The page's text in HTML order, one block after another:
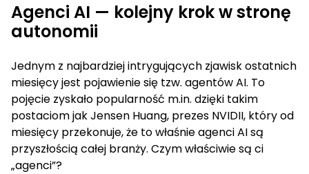
Agenci AI — kolejny krok w stronę
autonomii
Jednym z najbardziej intrygujących zjawisk ostatnich
miesięcy jest pojawienie się tzw. agentów AI. To
pojęcie zyskało popularność m.in. dzięki takim
postaciom jak Jensen Huang, prezes NVIDII, który od
miesięcy przekonuje, że to właśnie agenci AI są
przyszłością całej branży. Czym właściwie są ci
„agenci”?